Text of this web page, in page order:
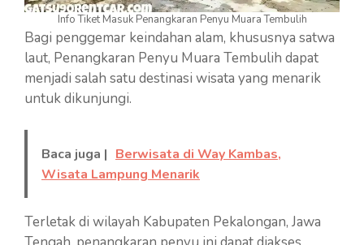
Info Tiket Masuk Penangkaran Penyu Muara Tembulih
Bagi penggemar keindahan alam, khususnya satwa
laut, Penangkaran Penyu Muara Tembulih dapat
menjadi salah satu destinasi wisata yang menarik
untuk dikunjungi.
Baca juga | Berwisata di Way Kambas,
Wisata Lampung Menarik
Terletak di wilayah Kabupaten Pekalongan, Jawa